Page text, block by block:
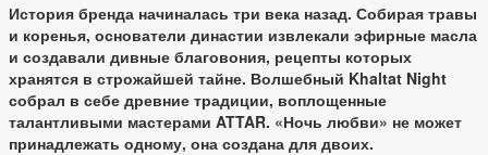
История бренда начиналась три века назад. Собирая травы
и коренья, основатели династии извлекали эфирные масла
и создавали дивные благовония, рецепты которых
хранятся в строжайшей тайне. Волшебный Khaltat Night
собрал в себе древние традиции, воплощенные
талантливыми мастерами ATTAR. «Ночь любви» не может
принадлежать одному, она создана для двоих.